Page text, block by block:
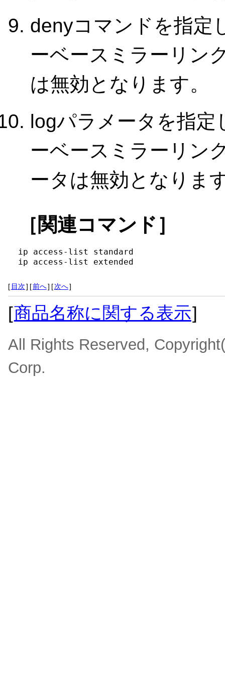
denyコマンドを指定
ーベースミラーリン
は無効となります。
logパラメータを指
ーベースミラーリン
ータは無効となりま
［関連コマンド］
ip access-list standard
ip access-list extended
[ 目次] [前へ] [次へ]
[商品名称に関する表示]
All Rights Reserved,
Corp.